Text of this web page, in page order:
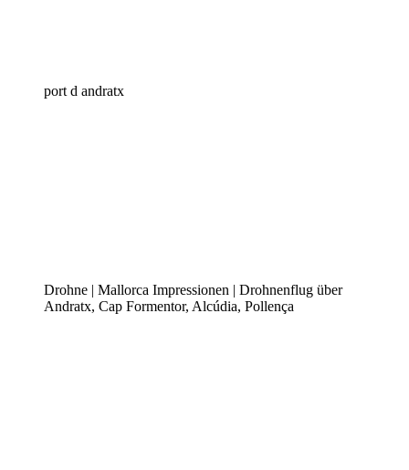
port d andratx
Drohne | Mallorca Impressionen | Drohnenflug über
Andratx, Cap Formentor, Alcúdia, Pollença